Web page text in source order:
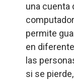
una cuenta
permite
en
las
si se